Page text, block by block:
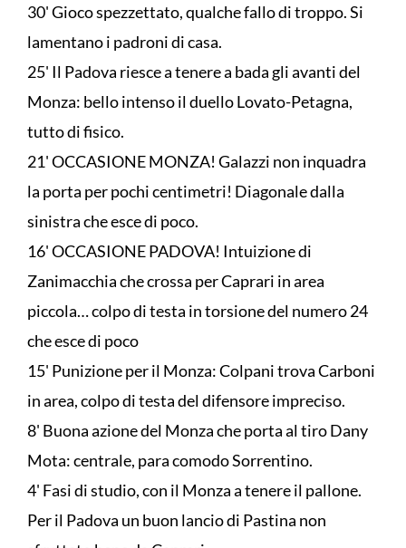
30' Gioco spezzettato, qualche fallo di troppo. Si
lamentano i padroni di casa.
25' Il Padova riesce a tenere a bada gli avanti del
Monza: bello intenso il duello Lovato-Petagna,
tutto di fisico.
21' OCCASIONE MONZA! Galazzi non inquadra
la porta per pochi centimetri! Diagonale dalla
sinistra che esce di poco.
16' OCCASIONE PADOVA! Intuizione di
Zanimacchia che crossa per Caprari in area
piccola… colpo di testa in torsione del numero 24
che esce di poco
15' Punizione per il Monza: Colpani trova Carboni
in area, colpo di testa del difensore impreciso.
8' Buona azione del Monza che porta al tiro Dany
Mota: centrale, para comodo Sorrentino.
4' Fasi di studio, con il Monza a tenere il pallone.
Per il Padova un buon lancio di Pastina non